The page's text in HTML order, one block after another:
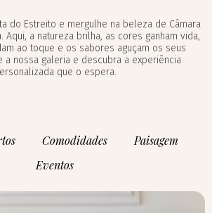
do Estreito e mergulhe na beleza de Câmara
Aqui, a natureza brilha, as cores ganham vida,
ao toque e os sabores aguçam os seus
a nossa galeria e descubra a experiência
que o espera.
Comodidades
Paisagem
Eventos